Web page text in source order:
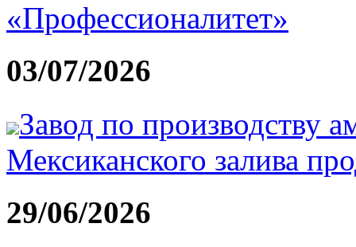
«Профессионалитет»
03/07/2026
Завод по производству
Мексиканского залива
29/06/2026